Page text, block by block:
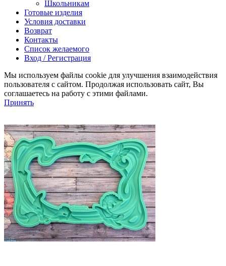
Школьникам
Готовые изделия
Условия доставки
Возврат
Контакты
Список желаемого
Вход / Регистрация
Мы используем файлы cookie для улучшения взаимодействия
пользователя с сайтом. Продолжая использовать сайт, Вы
соглашаетесь на работу с этими файлами.
Принять